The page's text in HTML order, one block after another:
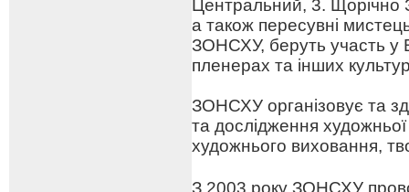
Центральний, 3. Щорічно
а також пересувні
ЗОНСХУ, беруть участь у
пленерах та інших
ЗОНСХУ організовує та
та дослідження
художнього виховання,
З 2003 року ЗОНСХУ